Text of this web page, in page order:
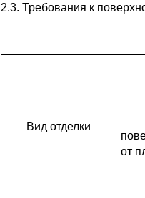
2.3. Требования к
Вид отделки
от